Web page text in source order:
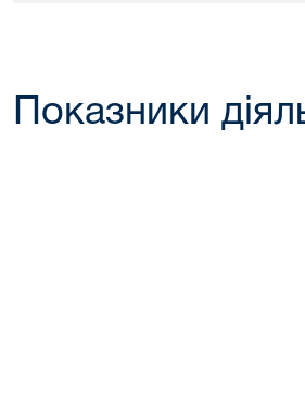
Показники